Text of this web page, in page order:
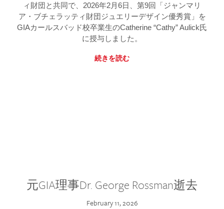
ィ財団と共同で、2026年2月6日、第9回「ジャンマリ
ア・ブチェラッティ財団ジュエリーデザイン優秀賞」を
GIAカールスバッド校卒業生のCatherine “Cathy” Aulick氏
に授与しました。
続きを読む
元GIA理事Dr. George Rossman逝去
February 11, 2026